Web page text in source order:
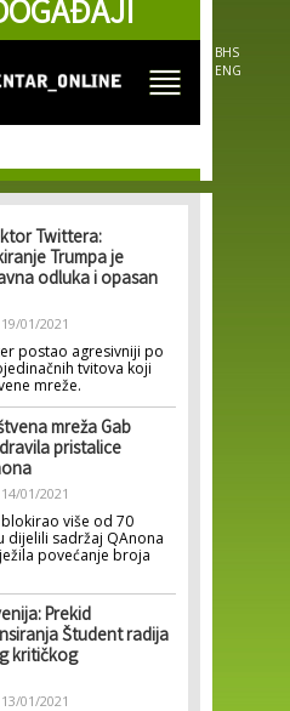
BHS
ENG
Twittera:
Trumpa je
odluka i opasan
19/01/2021
postao agresivniji po
tvitova koji
mreže.
mreža Gab
pristalice
14/01/2021
više od 70
dijelili sadržaj QAnona
povećanje broja
Prekid
Študent radija
kritičkog
13/01/2021